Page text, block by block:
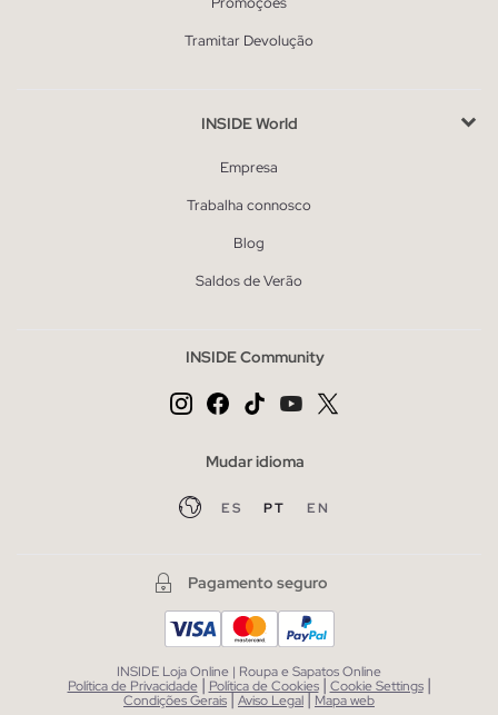
Tramitar Devolução
INSIDE World
Empresa
Trabalha connosco
Blog
Saldos de Verão
INSIDE Community
Mudar idioma
ES PT EN
Pagamento seguro
INSIDE Loja Online | Roupa e Sapatos Online
Política de Privacidade | Política de Cookies | Cookie Settings |
Condições Gerais|Aviso Legal| Mapa web